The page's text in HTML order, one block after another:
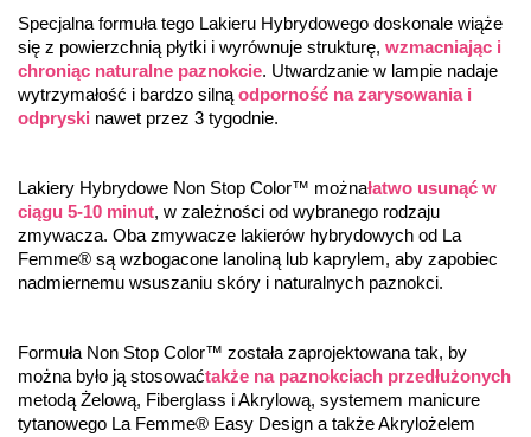
Specjalna formuła tego Lakieru Hybrydowego doskonale wiąże
się z powierzchnią płytki i wyrównuje strukturę, wzmacniając i
chroniąc naturalne paznokcie. Utwardzanie w lampie nadaje
wytrzymałość i bardzo silną odporność na zarysowania i
odpryski nawet przez 3 tygodnie.
Lakiery Hybrydowe Non Stop Color™ możnałatwo usunąć w
ciągu 5-10 minut, w zależności od wybranego rodzaju
zmywacza. Oba zmywacze lakierów hybrydowych od La
Femme® są wzbogacone lanoliną lub kaprylem, aby zapobiec
nadmiernemu wsuszaniu skóry i naturalnych paznokci.
Formuła Non Stop Color™ została zaprojektowana tak, by
można było ją stosowaćtakże na paznokciach przedłużonych
metodą Żelową, Fiberglass i Akrylową, systemem manicure
tytanowego La Femme® Easy Design a także Akrylożelem